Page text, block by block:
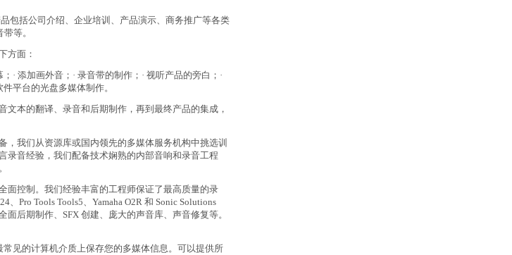
包括公司介绍、企业培训、产品演示、商务推广等各类
等。
方面：
· 添加画外音；· 录音带的制作；· 视听产品的旁白；·
平台的光盘多媒体制作。
文本的翻译、录音和后期制作，再到最终产品的集成，
我们从资源库或国内领先的多媒体服务机构中挑选训
录音经验，我们配备技术娴熟的内部音响和录音工程
控制。我们经验丰富的工程师保证了最高质量的录
、Pro Tools Tools5、Yamaha O2R 和 Sonic Solutions
面后期制作、SFX 创建、庞大的声音库、声音修复等。
见的计算机介质上保存您的多媒体信息。可以提供所